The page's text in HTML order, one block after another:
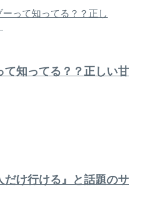
て知ってる？？正しい甘
だけ行ける』と話題のサ